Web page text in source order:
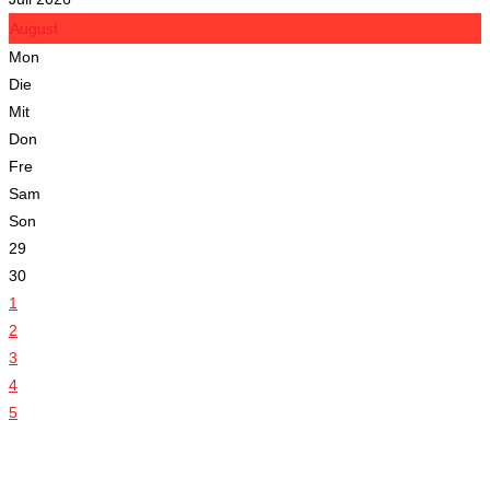
August
Mon
Die
Mit
Don
Fre
Sam
Son
29
30
1
2
3
4
5